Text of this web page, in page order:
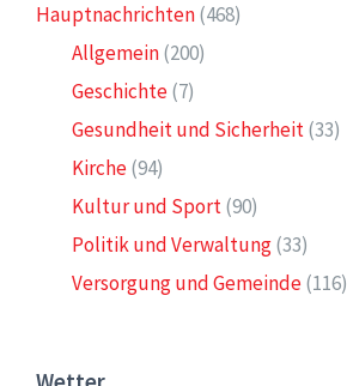
Hauptnachrichten(468)
Allgemein(200)
Geschichte(7)
Gesundheit und Sicherheit(33)
Kirche(94)
Kultur und Sport(90)
Politik und Verwaltung(33)
Versorgung und Gemeinde(116)